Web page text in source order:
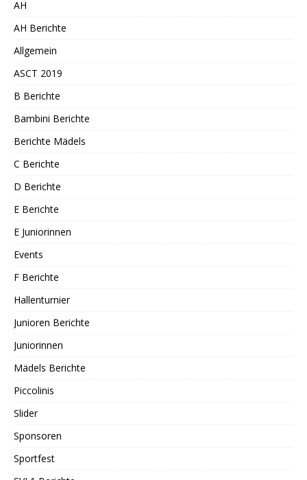
AH
AH Berichte
Allgemein
ASCT 2019
B Berichte
Bambini Berichte
Berichte Mädels
C Berichte
D Berichte
E Berichte
E Juniorinnen
Events
F Berichte
Hallenturnier
Junioren Berichte
Juniorinnen
Mädels Berichte
Piccolinis
Slider
Sponsoren
Sportfest